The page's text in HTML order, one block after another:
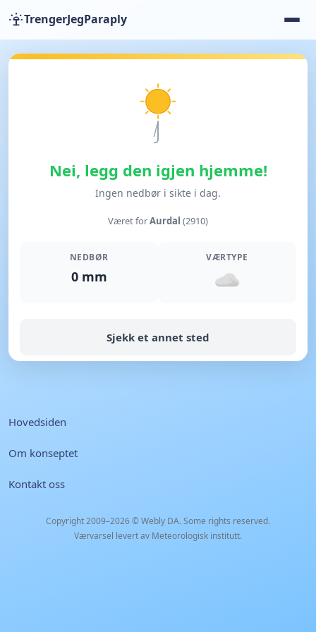
TrengerJegParaply
Nei, legg den igjen hjemme!
Ingen nedbør i sikte i dag.
Været forAurdal (2910)
NEDBØR
0 mm
VÆRTYPE
Sjekk et annet sted
Hovedsiden
Om konseptet
Kontakt oss
Copyright 2009–2026 ©Webly DA. Some rights reserved.
Værvarsel levert av Meteorologisk institutt.